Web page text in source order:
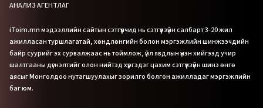
АНАЛИЗ АГЕНТЛАГ
iToim.mn мэдээллийн сайтын сэтгүүлчид нь сэтгүүлзүйн салбарт 3-20 жил
ажилласан туршлагатай, хөндлөнгийн болон мэргэжлийн шинжээчдийн
байр суурийг эх сурвалжаас нь тоймлож, үйл явдлын үнэн хийгээд учир
шалтгааны дүгнэлтийг олон нийтэд хүргэдэг цахим сэтгүүлзүйн шинэ өнгө
аясыг Монголдоо нутагшуулахыг зорилго болгон ажилладаг мэргэжлийн
баг юм.